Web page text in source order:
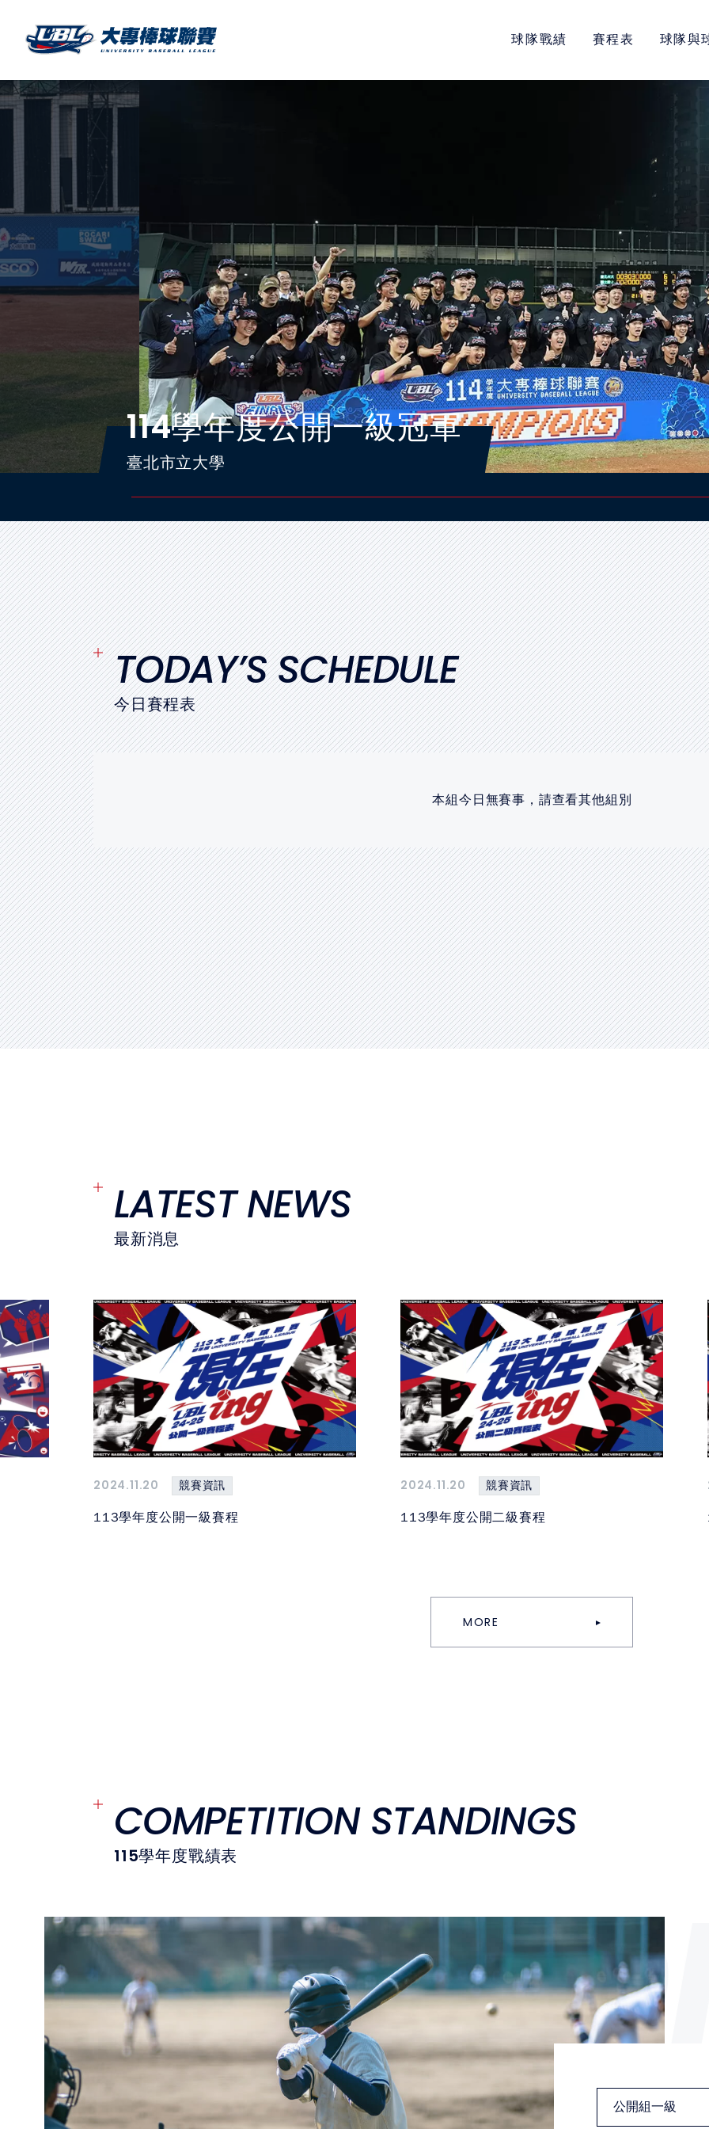
球隊戰績 賽程表 球隊與
SITEMAP
首頁
賽程表
球隊與球員
比賽場地
下載專區
聯絡我們
中華民國大專院校體育總會
114學年度公開女生組冠軍
臺北市立大學
TODAY’S SCHEDULE
今日賽程表
本組今日無賽事，請查看其他組別
LATEST NEWS
最新消息
2024.11.20 競賽資訊
113學年度公開一級賽程
2024.11.20 競賽資訊
113學年度公開二級賽程
MORE
COMPETITION STANDINGS
115學年度戰績表